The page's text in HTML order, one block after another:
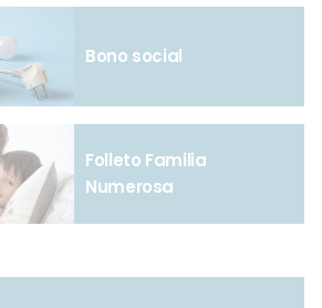
Bono social
Folleto Familia
Numerosa